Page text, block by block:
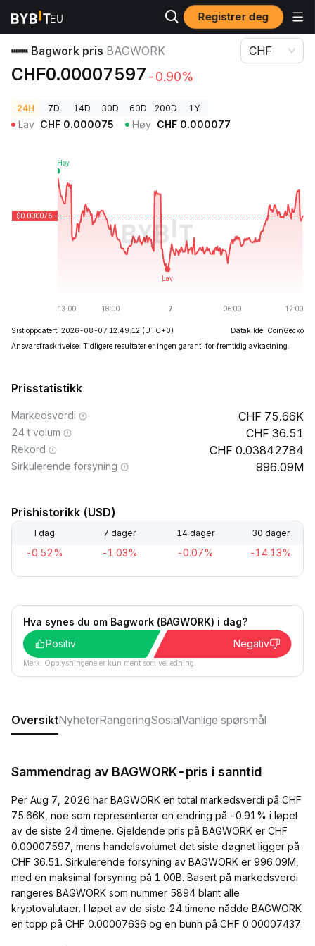
Registrer deg
Kryptopriser Bagwork pris BAGWORK
Bagwork pris BAGWORK
CHF0.00007597 -0.90%
CHF
24H 7D 14D 30D 60D 200D 1Y
Lav CHF 0.000075 Høy CHF 0.000077
Sist oppdatert: 2026-08-07 12:49:12 (UTC+0)
Datakilde: CoinGecko
Ansvarsfraskrivelse: Tidligere resultater er ingen garanti for fremtidig avkastning.
Prisstatistikk
Markedsverdi 75.66K
24 t volum 36.51
Rekord 0.03842784
Sirkulerende forsyning 996.09M
Prishistorikk (USD)
I dag 7 dager 14 dager 30 dager
-0.52% -1.03% -0.07% -14.13%
Hva synes du om Bagwork (BAGWORK) i dag?
Positiv
Negativ
Merk: Opplysningene er kun ment som veiledning.
OversiktNyheterRangeringSosialVanlige spørsmål
Sammendrag av BAGWORK-pris i sanntid
Per Aug 7, 2026 har BAGWORK en total markedsverdi på CHF
75.66K, noe som representerer en endring på -0.91% i løpet
av de siste 24 timene. Gjeldende pris på BAGWORK er CHF
0.00007597, mens handelsvolumet det siste døgnet ligger på
CHF 36.51. Sirkulerende forsyning av BAGWORK er 996.09M,
med en maksimal forsyning på 1.00B. Basert på markedsverdi
rangeres BAGWORK som nummer 5894 blant alle
kryptovalutaer. I løpet av de siste 24 timene nådde BAGWORK
en topp på CHF 0.00007636 og en bunn på CHF 0.00007437.